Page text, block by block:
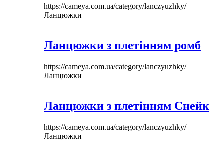
https://cameya.com.ua/category/lanczyuzhky/
Ланцюжки
Ланцюжки з плетінням ромб
https://cameya.com.ua/category/lanczyuzhky/
Ланцюжки
Ланцюжки з плетінням Снейк
https://cameya.com.ua/category/lanczyuzhky/
Ланцюжки